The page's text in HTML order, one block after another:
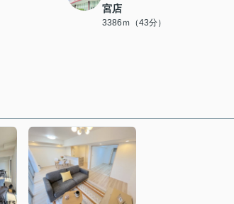
宮店
3386ｍ（43分）